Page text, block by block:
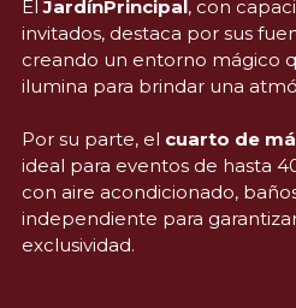
El JardínPrincipal , con
invitados, destaca por sus
creando un entorno mágico
ilumina para brindar una
Por su parte, el cuarto de
ideal para eventos de hasta
con aire acondicionado,
independiente para
exclusividad.